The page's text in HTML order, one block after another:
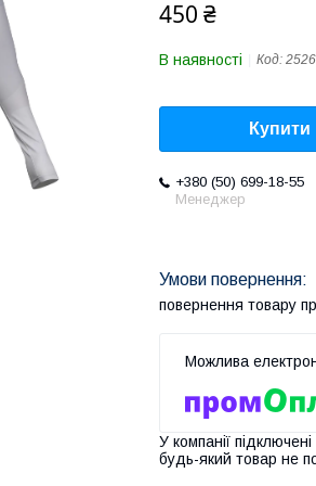
450 ₴
В наявності Код:
Купити
+380 (50) 699-18-55
Менеджер
повернення товару
У компанії
будь-який товар не